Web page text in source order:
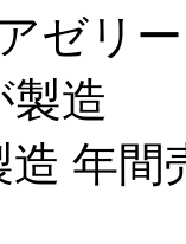
ゼリ
製造
年間